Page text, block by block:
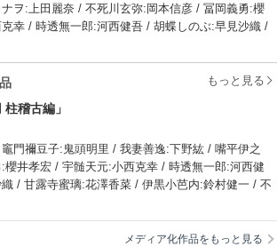
ヲ:上田麗奈 / 不死川玄弥:岡本信彦 / 冨岡義勇:櫻
幸 / 時透無一郎:河西健吾 / 胡蝶しのぶ:早見沙織 /
黒小芭内:鈴村健一 / 不死川実弥:関智一 / 悲鳴嶼行
人間に戻すため鬼狩りの組織《鬼殺隊》に入った
間である我妻善逸、嘴平伊之助と共に様々な鬼と
や絆を深めていく。そして炭治郎は《鬼殺隊》最
と共に戦い、「無限列車」では炎柱・煉
ジャンプ コミックス刊）
もっと見る
柱稽古編」
門禰豆子:鬼頭明里 / 我妻善逸:下野紘 / 嘴平伊之
櫻井孝宏 / 宇髄天元:小西克幸 / 時透無一郎:河西健
/ 甘露寺蜜璃:花澤香菜 / 伊黒小芭内:鈴村健一 / 不
行冥:杉田智和
メディア化作品をもっと見る